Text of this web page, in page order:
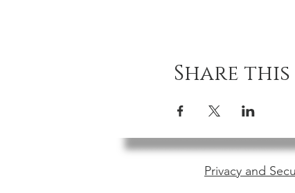
Share
Privacy and